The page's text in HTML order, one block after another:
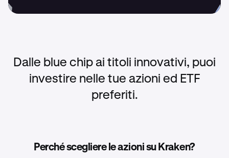
Dalle blue chip ai titoli innovativi, puoi
investire nelle tue azioni ed ETF
preferiti.
Perché scegliere le azioni su Kraken?